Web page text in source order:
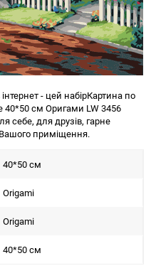
- цей набірКартина по
см Оригами LW 3456
себе, для друзів, гарне
приміщення.
40*50 см
Origami
Origami
40*50 см